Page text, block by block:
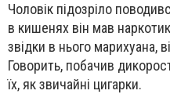
Чоловік підозріло
в кишенях він мав
звідки в нього марихуана,
Говорить, побачив
їх, як звичайні цигарки.